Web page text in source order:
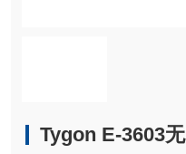
Tygon E-3603